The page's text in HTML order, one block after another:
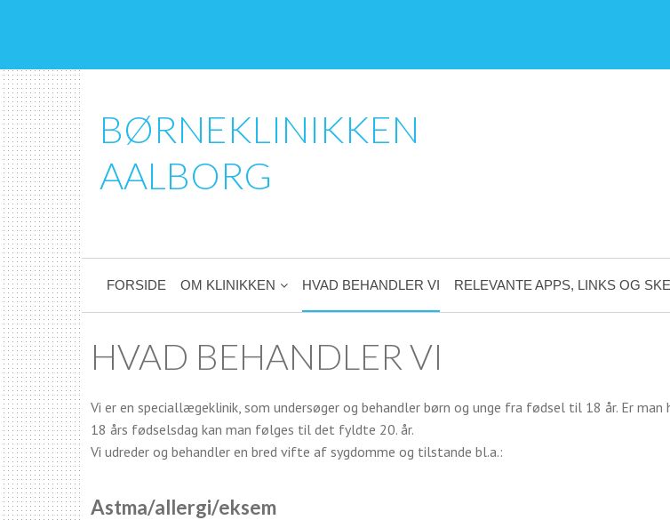
BØRNEKLINIKKEN
AALBORG
FORSIDE OM KLINIKKEN HVAD BEHANDLER VI RELEVANTE APPS, LINKS OG
HVAD BEHANDLER VI
Vi er en speciallægeklinik, som undersøger og behandler børn og unge fra fødsel til 18 år. Er man
18 års fødselsdag kan man følges til det fyldte 20. år.
Vi udreder og behandler en bred vifte af sygdomme og tilstande bl.a.:
Astma/allergi/eksem